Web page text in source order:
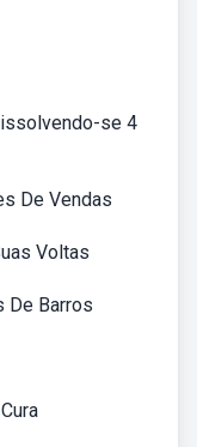
se 4
De Vendas
Voltas
De Barros